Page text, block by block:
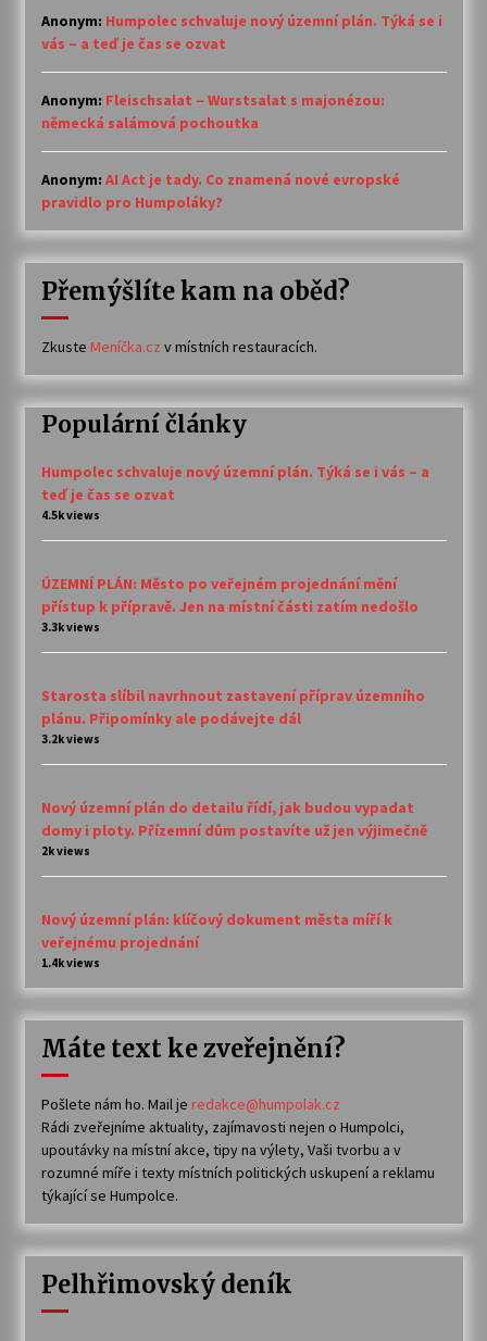
Anonym: Humpolec schvaluje nový územní plán. Týká se i
vás – a teď je čas se ozvat
Anonym: Fleischsalat – Wurstsalat s majonézou:
německá salámová pochoutka
Anonym: AI Act je tady. Co znamená nové evropské
pravidlo pro Humpoláky?
Přemýšlíte kam na oběd?
Zkuste Meníčka.cz v místních restauracích.
Populární články
Humpolec schvaluje nový územní plán. Týká se i vás – a
teď je čas se ozvat
4.5k views
ÚZEMNÍ PLÁN: Město po veřejném projednání mění
přístup k přípravě. Jen na místní části zatím nedošlo
3.3k views
Starosta slíbil navrhnout zastavení příprav územního
plánu. Připomínky ale podávejte dál
3.2k views
Nový územní plán do detailu řídí, jak budou vypadat
domy i ploty. Přízemní dům postavíte už jen výjimečně
2k views
Nový územní plán: klíčový dokument města míří k
veřejnému projednání
1.4k views
Máte text ke zveřejnění?
Pošlete nám ho. Mail je redakce@humpolak.cz
Rádi zveřejníme aktuality, zajímavosti nejen o Humpolci,
upoutávky na místní akce, tipy na výlety, Vaši tvorbu a v
rozumné míře i texty místních politických uskupení a reklamu
týkající se Humpolce.
Pelhřimovský deník